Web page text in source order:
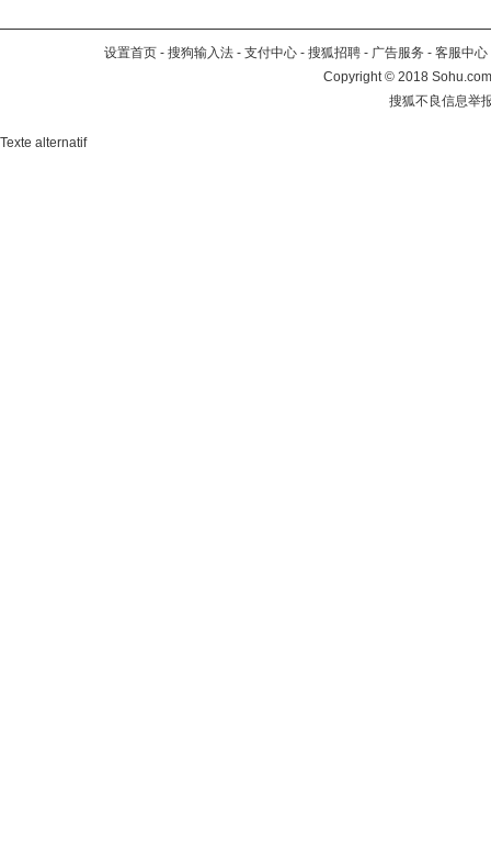
设置首页 - 搜狗输入法 - 支付中心 - 搜狐招聘 - 广告服务 - 客服中心
Copyright©2018
搜狐不良信息举
Texte alternatif